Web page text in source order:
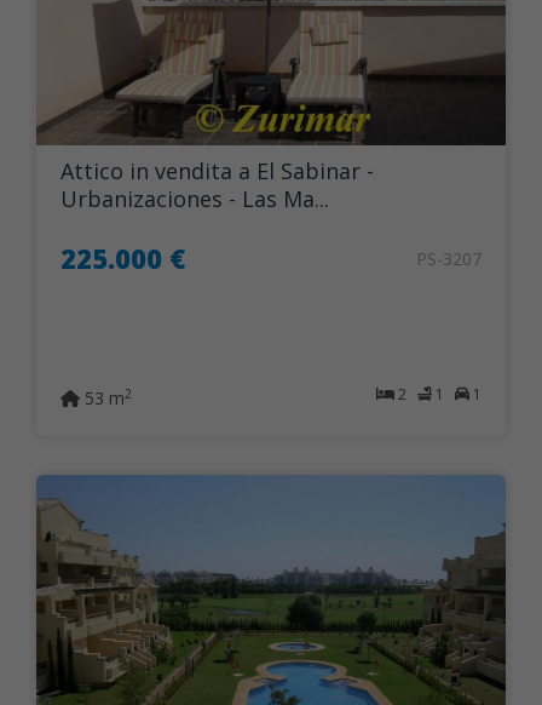
Attico in vendita a El Sabinar -
Urbanizaciones - Las Ma...
225.000 € PS-3207
2 1 1
53 m2